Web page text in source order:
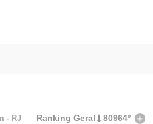
- RJ Ranking Geral 80964º